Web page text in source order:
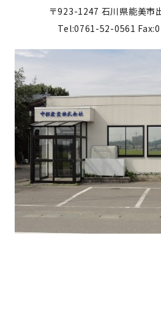
〒923-1247 石川県能美市
Tel:0761-52-0561